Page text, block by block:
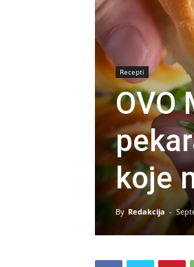
Recepti
OVO
koje
By Redakcija -